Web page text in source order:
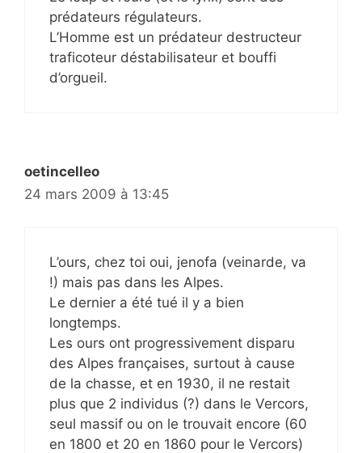
prédateurs régulateurs.
L’Homme est un prédateur destructeur
traficoteur déstabilisateur et bouffi
d’orgueil.
oetincelleo
24 mars 2009 à 13:45
L’ours, chez toi oui, jenofa (veinarde, va
!) mais pas dans les Alpes.
Le dernier a été tué il y a bien
longtemps.
Les ours ont progressivement disparu
des Alpes françaises, surtout à cause
de la chasse, et en 1930, il ne restait
plus que 2 individus (?) dans le Vercors,
seul massif ou on le trouvait encore (60
en 1800 et 20 en 1860 pour le Vercors)